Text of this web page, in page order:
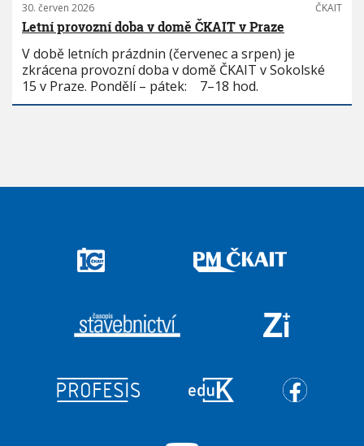
30. červen 2026 ČKAIT
Letní provozní doba v domě ČKAIT v Praze
V době letních prázdnin (červenec a srpen) je
zkrácena provozní doba v domě ČKAIT v Sokolské
15 v Praze. Pondělí – pátek: 7–18 hod.